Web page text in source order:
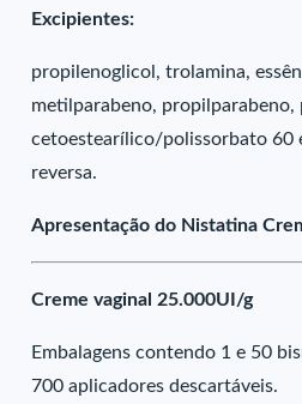
Excipientes:
propilenoglicol, trolamina,
metilparabeno, propilparabeno,
cetoestearílico/polissorbato 60
reversa.
Apresentação do Nistatina
Creme vaginal 25.000UI/g
Embalagens contendo 1 e 50
700 aplicadores descartáveis.